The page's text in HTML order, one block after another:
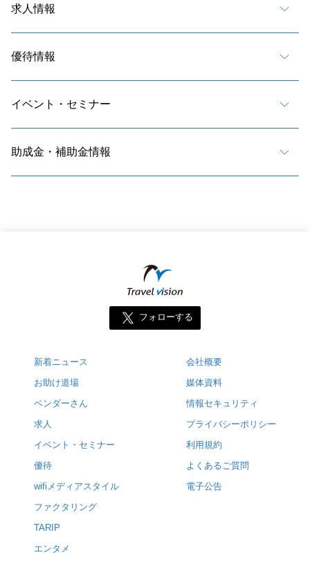
求人情報
優待情報
イベント・セミナー
助成金・補助金情報
フォローする
新着ニュース
お助け道場
ベンダーさん
求人
イベント・セミナー
優待
wifiメディアスタイル
ファクタリング
TARIP
エンタメ
会社概要
媒体資料
情報セキュリティ
プライバシーポリシー
利用規約
よくあるご質問
電子公告